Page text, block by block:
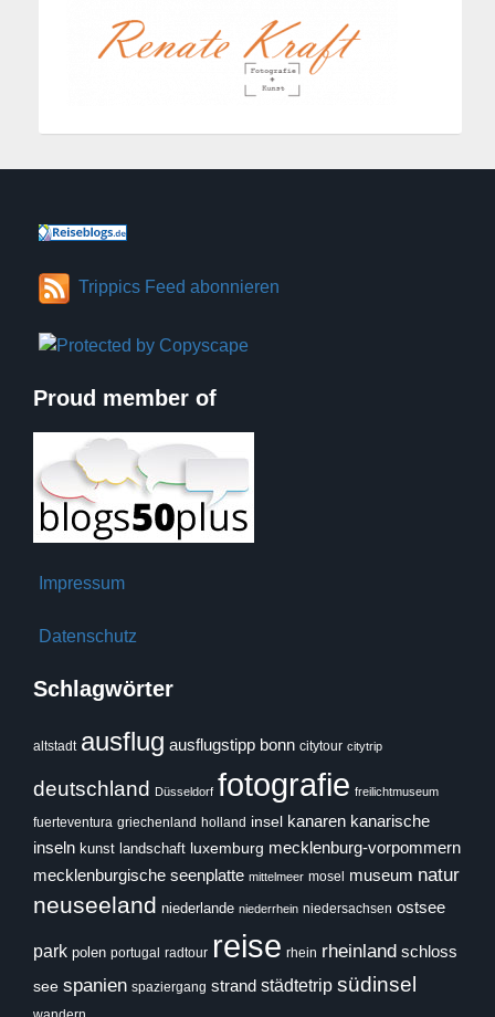
Trippics Feed abonnieren
Proud member of
Impressum
Datenschutz
Schlagwörter
altstadt ausflug ausflugstipp bonn citytour citytrip
deutschland Düsseldorf fotografie freilichtmuseum
fuerteventura griechenland holland insel kanaren kanarische
inseln kunst landschaft luxemburg mecklenburg-vorpommern
mecklenburgische seenplatte mittelmeer mosel museum natur
neuseeland niederlande niederrhein niedersachsen ostsee
park polen portugal radtour reise rhein rheinland schloss
see spanien spaziergang strand städtetrip südinsel